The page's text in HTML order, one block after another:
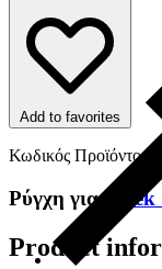
Add to favorites
Κωδικός Προϊόντος:
Ρύγχη γιαFiltek
Product